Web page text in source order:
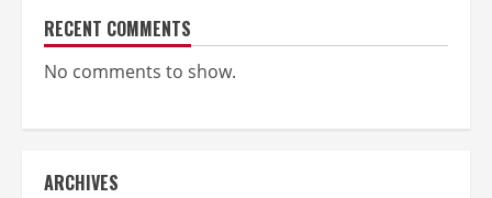
RECENT COMMENTS
No comments to show.
ARCHIVES